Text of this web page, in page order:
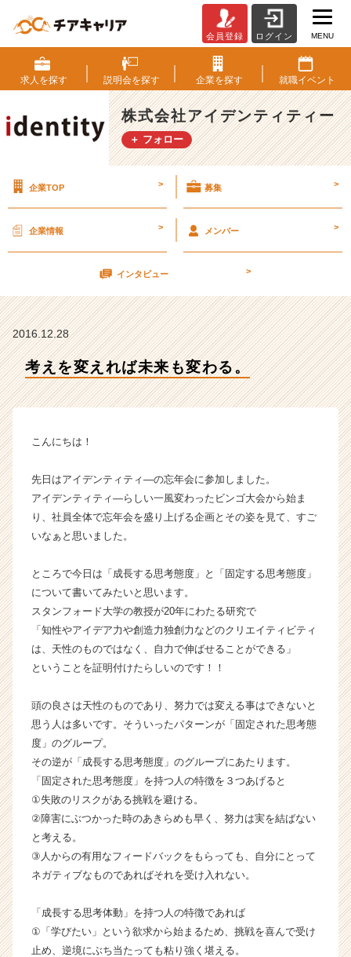
え
を
変
え
れ
ば
変
【株
式
ン
ィ
タ
イ
ム
ン】
ン
チ
ャ
ー・
長
企
ら
ス
カ
ウ
く
活
サ
イ
会員登録 ログイン MENU
求人を探す 説明会を探す 企業を探す 就職イベント
株式会社アイデンティティー
＋ フォロー
企業TOP > 募集 >
企業情報 > メンバー >
インタビュー >
2016.12.28
考えを変えれば未来も変わる。
こんにちは！
先日はアイデンティティ―の忘年会に参加しました。
アイデンティティ―らしい一風変わったビンゴ大会から始ま
り、社員全体で忘年会を盛り上げる企画とその姿を見て、すご
いなぁと思いました。
ところで今日は「成長する思考態度」と「固定する思考態度」
について書いてみたいと思います。
スタンフォード大学の教授が20年にわたる研究で
「知性やアイデア力や創造力独創力などのクリエイティビティ
は、天性のものではなく、自力で伸ばせることができる」
ということを証明付けたらしいのです！！
頭の良さは天性のものであり、努力では変える事はできないと
思う人は多いです。そういったパターンが「固定された思考態
度」のグループ。
その逆が「成長する思考態度」のグループにあたります。
「固定された思考態度」を持つ人の特徴を３つあげると
①失敗のリスクがある挑戦を避ける。
②障害にぶつかった時のあきらめも早く、努力は実を結ばない
と考える。
③人からの有用なフィードバックをもらっても、自分にとって
ネガティブなものであればそれを受け入れない。
「成長する思考体動」を持つ人の特徴であれば
①「学びたい」という欲求から始まるため、挑戦を喜んで受け
止め、逆境にぶち当たっても粘り強く堪える。